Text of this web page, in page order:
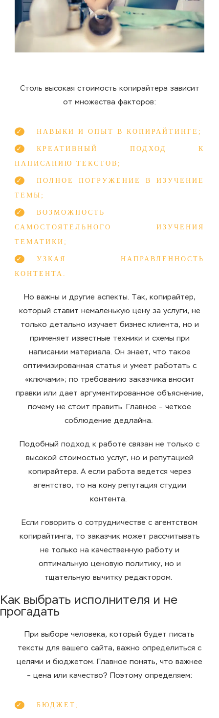
Столь высокая стоимость копирайтера зависит
от множества факторов:
НАВЫКИ И ОПЫТ В КОПИРАЙТИНГЕ;
КРЕАТИВНЫЙ ПОДХОД К
НАПИСАНИЮ ТЕКСТОВ;
ПОЛНОЕ ПОГРУЖЕНИЕ В ИЗУЧЕНИЕ
ТЕМЫ;
ВОЗМОЖНОСТЬ
САМОСТОЯТЕЛЬНОГО ИЗУЧЕНИЯ
ТЕМАТИКИ;
УЗКАЯ НАПРАВЛЕННОСТЬ
КОНТЕНТА.
Но важны и другие аспекты. Так, копирайтер,
который ставит немаленькую ценуза услуги, не
только детально изучает бизнес клиента, но и
применяет известные техники и схемы при
написании материала. Он знает, что такое
оптимизированная статья и умеет работать с
«ключами»; по требованию заказчика вносит
правки или дает аргументированное объяснение,
почему не стоит править. Главное – четкое
соблюдение дедлайна.
Подобный подход к работе связан не только с
высокой стоимостью услуг, но и репутацией
копирайтера. А если работа ведется через
агентство, то на кону репутация студии
контента.
Если говорить о сотрудничестве с агентством
копирайтинга, то заказчик может рассчитывать
не только на качественную работу и
оптимальную ценовую политику, но и
тщательную вычитку редактором.
Как выбрать исполнителя и не
прогадать
При выборе человека, который будет писать
тексты для вашего сайта, важно определиться с
целями и бюджетом. Главное понять, что важнее
– цена или качество? Поэтому определяем:
БЮДЖЕТ;